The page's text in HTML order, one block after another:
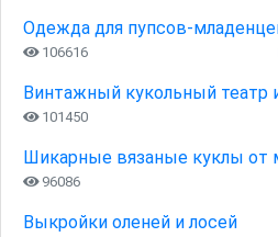
Одежда для пупсов-
106616
Винтажный кукольный театр
101450
Шикарные вязаные куклы от
96086
Выкройки оленей и лосей